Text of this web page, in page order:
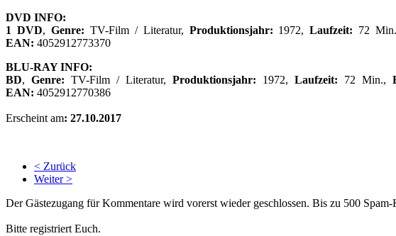
DVD INFO:
1 DVD, Genre: TV-Film / Literatur, Produktionsjahr: 1972, Laufzeit: 72
EAN: 4052912773370
BLU-RAY INFO:
BD, Genre: TV-Film / Literatur, Produktionsjahr: 1972, Laufzeit: 72 Min.,
EAN: 4052912770386
Erscheint am: 27.10.2017
< Zurück
Weiter >
Der Gästezugang für Kommentare wird vorerst wieder geschlossen. Bis zu 500
Bitte registriert Euch.